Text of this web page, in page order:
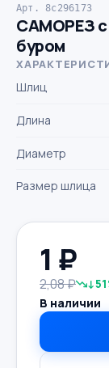
Арт. 8c296173
САМОРЕЗ с
буром
Шлиц
Длина
Диаметр
Размер шлица
1 ₽
2,08 ₽
В наличии